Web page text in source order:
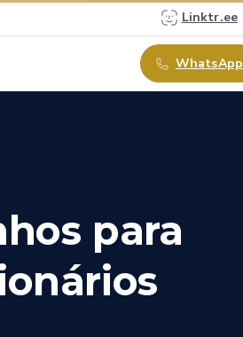
Linktr.ee
WhatsApp
para